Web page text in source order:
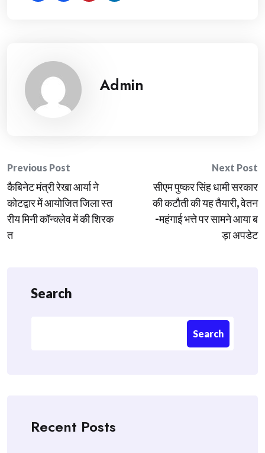
Admin
Post
navigation
Previous Post
कैबिनेट मंत्री रेखा आर्या ने
कोटद्वार में आयोजित जिला स्त
रीय मिनी कॉन्क्लेव में की शिरक
त
Next Post
सीएम पुष्कर सिंह धामी सरकार
की कटौती की यह तैयारी, वेतन
-महंगाई भत्ते पर सामने आया ब
ड़ा अपडेट
Search
Search
Recent Posts